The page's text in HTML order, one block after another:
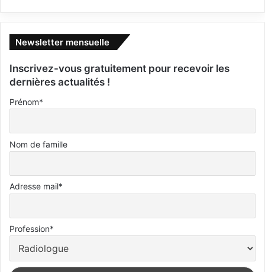
Newsletter mensuelle
Inscrivez-vous gratuitement pour recevoir les
dernières actualités !
Prénom*
Nom de famille
Adresse mail*
Profession*